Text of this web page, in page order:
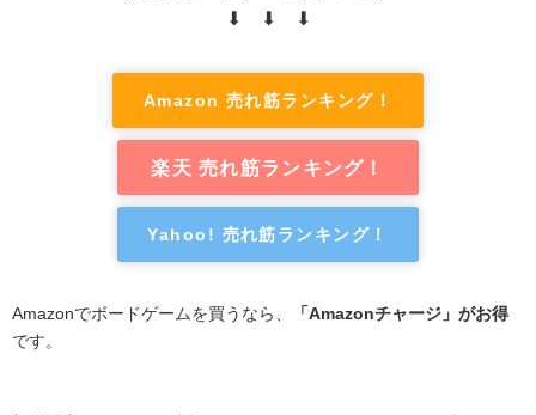
⬇ ⬇ ⬇
Amazon 売れ筋ランキング！
楽天 売れ筋ランキング！
Yahoo! 売れ筋ランキング！
Amazonでボードゲームを買うなら、
「Amazonチャージ」がお得
です。